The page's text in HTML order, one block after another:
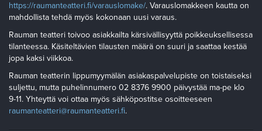
https://raumanteatteri.fi/varauslomake/. Varauslomakkeen kautta on
mahdollista tehdä myös kokonaan uusi varaus.
Rauman teatteri toivoo asiakkailta kärsivällisyyttä poikkeuksellisessa
tilanteessa. Käsiteltävien tilausten määrä on suuri ja saattaa kestää
jopa kaksi viikkoa.
Rauman teatterin lippumyymälän asiakaspalvelupiste on toistaiseksi
suljettu, mutta puhelinnumero 02 8376 9900 päivystää ma-pe klo
9-11. Yhteyttä voi ottaa myös sähköpostitse osoitteeseen
raumanteatteri@raumanteatteri.fi.